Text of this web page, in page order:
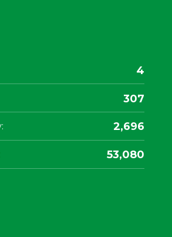
4
307
2,696
53,080